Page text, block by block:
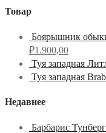
Товар
Боярышник
₽1.900,00
Туя западная
Туя западная
Недавнее
Барбарис